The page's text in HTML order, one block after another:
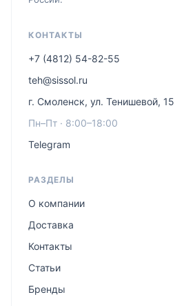
КОНТАКТЫ
+7 (4812) 54-82-55
teh@sissol.ru
г. Смоленск, ул. Тенишевой, 15
Пн–Пт · 8:00–18:00
Telegram
РАЗДЕЛЫ
О компании
Доставка
Контакты
Статьи
Бренды